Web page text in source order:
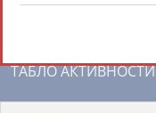
СВОДНЫЕ ИНДЕКСЫ
ТАБЛО АКТИВНОСТИ